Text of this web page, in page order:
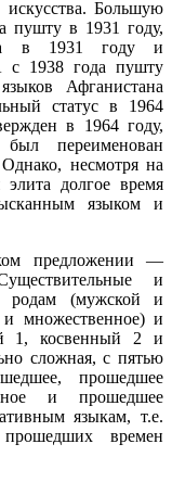
искусства. Большую
пушту в 1931 году,
в 1931 году и
с 1938 года пушту
Афганистана
статус в 1964
в 1964 году,
переименован
несмотря на
долгое время
языком и
предложении —
и
родам (мужской и
множественное) и
1, косвенный 2 и
сложная, с пятью
прошедшее
и прошедшее
языкам, т.е.
времен